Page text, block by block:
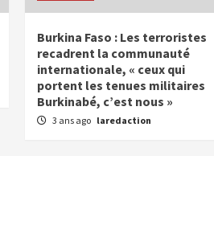
Burkina Faso : Les terroristes
recadrent la communauté
internationale, « ceux qui
portent les tenues militaires
Burkinabé, c’est nous »
3 ans ago laredaction